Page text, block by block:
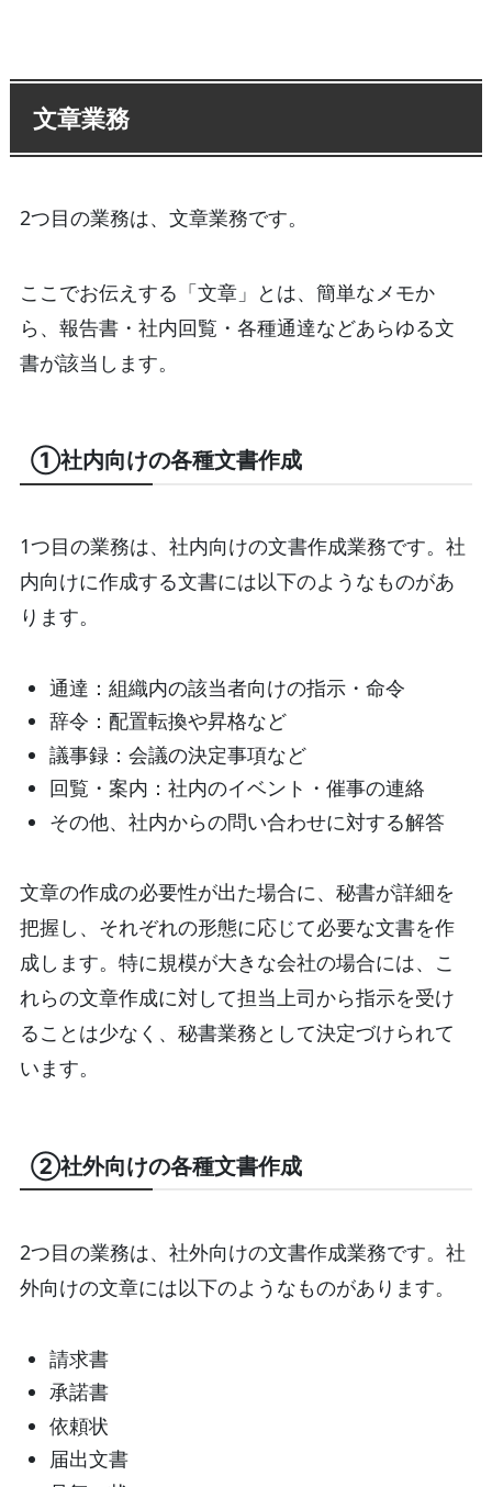
文章業務
2つ目の業務は、文章業務です。
ここでお伝えする「文章」とは、簡単なメモか
ら、報告書・社内回覧・各種通達などあらゆる文
書が該当します。
①社内向けの各種文書作成
1つ目の業務は、社内向けの文書作成業務です。社
内向けに作成する文書には以下のようなものがあ
ります。
通達：組織内の該当者向けの指示・命令
辞令：配置転換や昇格など
議事録：会議の決定事項など
回覧・案内：社内のイベント・催事の連絡
その他、社内からの問い合わせに対する解答
文章の作成の必要性が出た場合に、秘書が詳細を
把握し、それぞれの形態に応じて必要な文書を作
成します。特に規模が大きな会社の場合には、こ
れらの文章作成に対して担当上司から指示を受け
ることは少なく、秘書業務として決定づけられて
います。
②社外向けの各種文書作成
2つ目の業務は、社外向けの文書作成業務です。社
外向けの文章には以下のようなものがあります。
請求書
承諾書
依頼状
届出文書